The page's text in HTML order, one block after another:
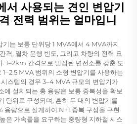
서 사용되는 견인 변압기
전력 범위는 얼마입니
기는 보통 단위당 1 MVA에서 4 MVA까지
격, 열차 운행 빈도, 그리고 차량의 전력 요
. 1–2km 간격으로 밀집된 변전소를 갖춘 도
MVA 범위의 소형 변압기를 사용하는
스템의 경우 3–4 MVA 규모의 변압기가
에 설치되는 총 용량은 보통 중복성을 확보
단위로 구성되며, 흔히 두 대의 변압기를
용량으로 설계하여 N+1 중복 구성을 구현
은 가속률을 요구하는 중량형 지하철 시스